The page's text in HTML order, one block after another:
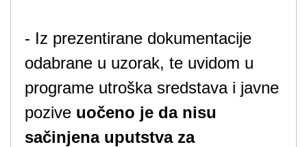
- Iz prezentirane dokumentacije
odabrane u uzorak, te uvidom u
programe utroška sredstava i javne
pozive uočeno je da nisu
sačinjena uputstva za